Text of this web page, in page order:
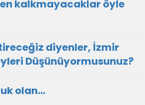
kalkmayacaklar öyle
diyenler, İzmir
Düşünüyormusunuz?
olan...